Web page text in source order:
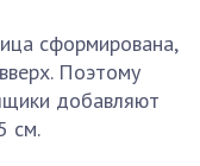
сформирована,
Поэтому
добавляют
см.